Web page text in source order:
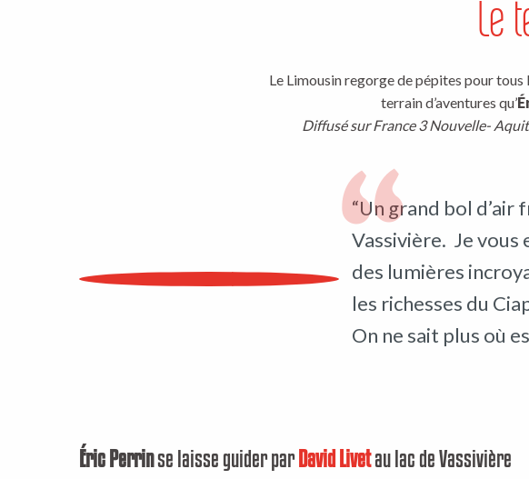
Le
Le Limousin regorge de pépites pour
terrain d’aventures qu’
Diffusé sur France 3 Nouvelle-
“Un grand bol d’air
Vassivière. Je vous
des lumières
les richesses du
On ne sait plus où
Éric Perrinse laisse guider parDavid Livetau lac de Vassivière